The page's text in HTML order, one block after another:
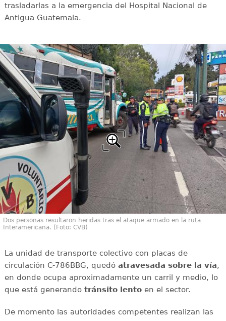
trasladarlas a la emergencia del Hospital Nacional de
Antigua Guatemala.
Dos personas resultaron heridas tras el ataque armado en la ruta
Interamericana. (Foto: CVB)
La unidad de transporte colectivo con placas de
circulación C-786BBG, quedó atravesada sobre la vía,
en donde ocupa aproximadamente un carril y medio, lo
que está generando tránsito lentoen el sector.
De momento las autoridades competentes realizan las